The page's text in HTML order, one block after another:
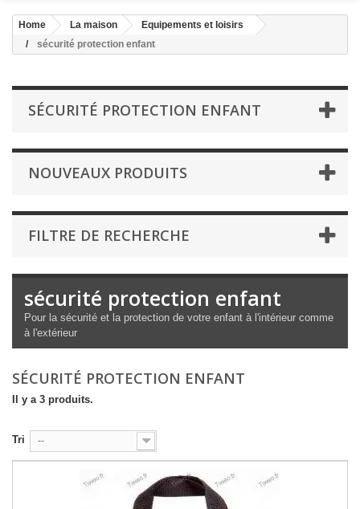
Home La maison
Equipements et loisirs
sécurité protection enfant
SÉCURITÉ PROTECTION ENFANT
NOUVEAUX PRODUITS
FILTRE DE RECHERCHE
sécurité protection enfant
Pour la sécurité et la protection de votre enfant à l'intérieur comme
à l'extérieur
SÉCURITÉ PROTECTION ENFANT
Il y a 3 produits.
Tri --